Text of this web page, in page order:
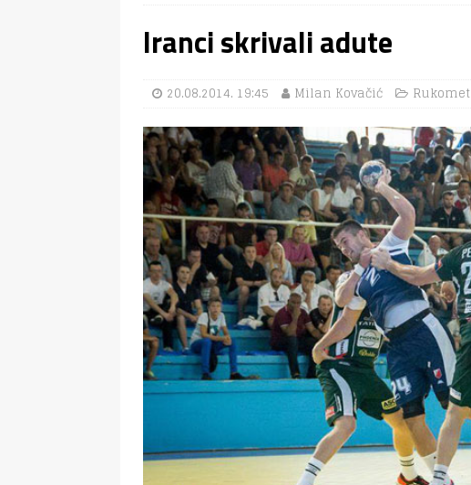
Iranci skrivali adute
20.08.2014. 19:45 Milan Kovačić Rukomet